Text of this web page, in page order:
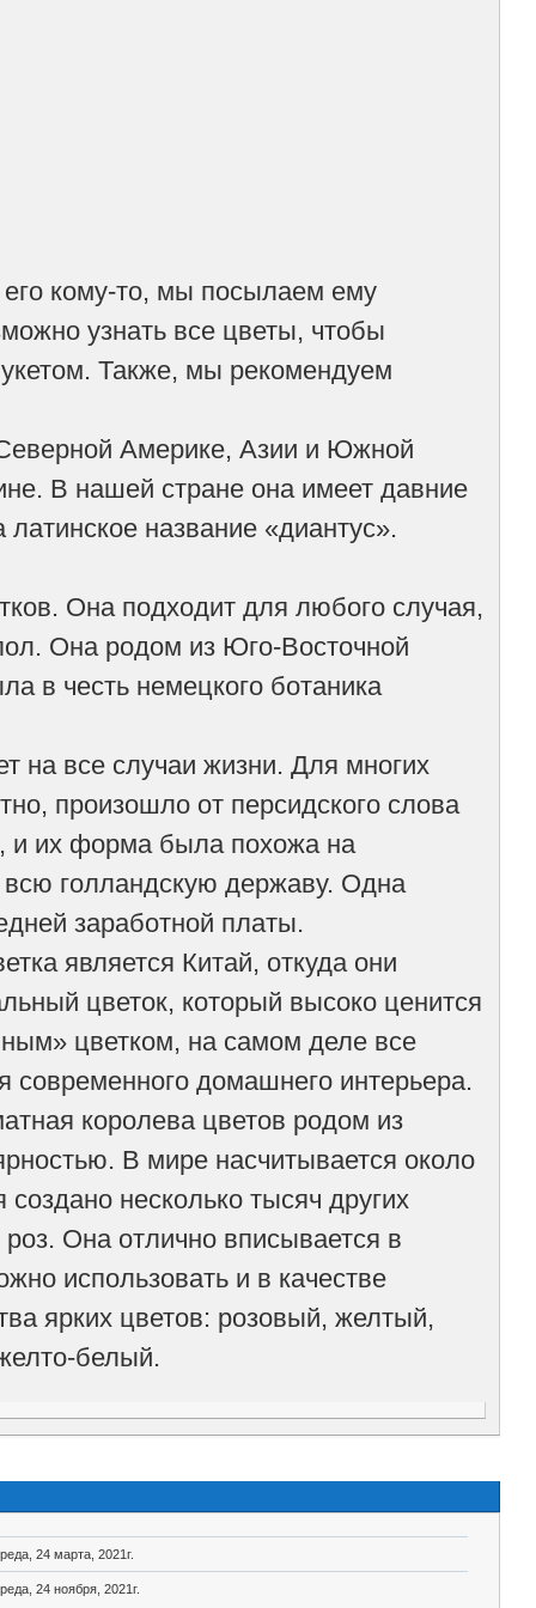
кому-то, мы посылаем ему
узнать все цветы, чтобы
Также, мы рекомендуем
Америке, Азии и Южной
В нашей стране она имеет давние
название «диантус».
Она подходит для любого случая,
Она родом из Юго-Восточной
в честь немецкого ботаника
на все случаи жизни. Для многих
произошло от персидского слова
и их форма была похожа на
голландскую державу. Одна
заработной платы.
является Китай, откуда они
цветок, который высоко ценится
цветком, на самом деле все
домашнего интерьера.
королева цветов родом из
В мире насчитывается около
несколько тысяч других
Она отлично вписывается в
использовать и в качестве
ярких цветов: розовый, желтый,
белый.
24 марта, 2021г.
24 ноября, 2021г.